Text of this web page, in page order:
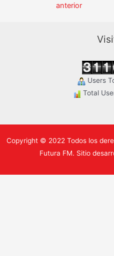
anterior
Users
Total
Copyright © 2022 Todos los
Futura FM. Sitio